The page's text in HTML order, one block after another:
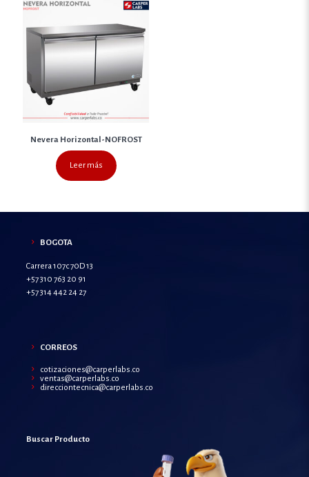
Nevera Horizontal-NOFROST
Leer más
BOGOTA
Carrera 107c 70D 13
+57 310 763 20 91
+57 314 442 24 27
CORREOS
cotizaciones@carperlabs.co
ventas@carperlabs.co
direcciontecnica@carperlabs.co
Buscar Producto